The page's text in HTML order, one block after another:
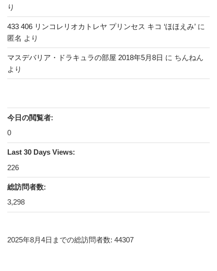
り
433 406 リンコレリオカトレヤ プリンセス キコ ‘ほほえみ’ に
匿名 より
マスデバリア・ドラキュラの部屋 2018年5月8日 に ちんねん
より
今日の閲覧者:
0
Last 30 Days Views:
226
総訪問者数:
3,298
2025年8月4日までの総訪問者数: 44307